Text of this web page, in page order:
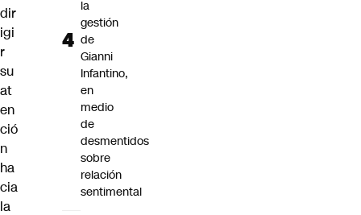
dir
igi
r
su
at
en
ció
n
ha
cia
la
la
gestión
de
Gianni
Infantino,
en
medio
de
desmentidos
sobre
relación
sentimental